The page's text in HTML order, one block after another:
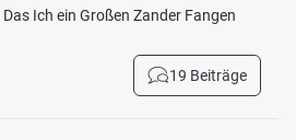
Ich ein Großen Zander Fangen
19 Beiträge